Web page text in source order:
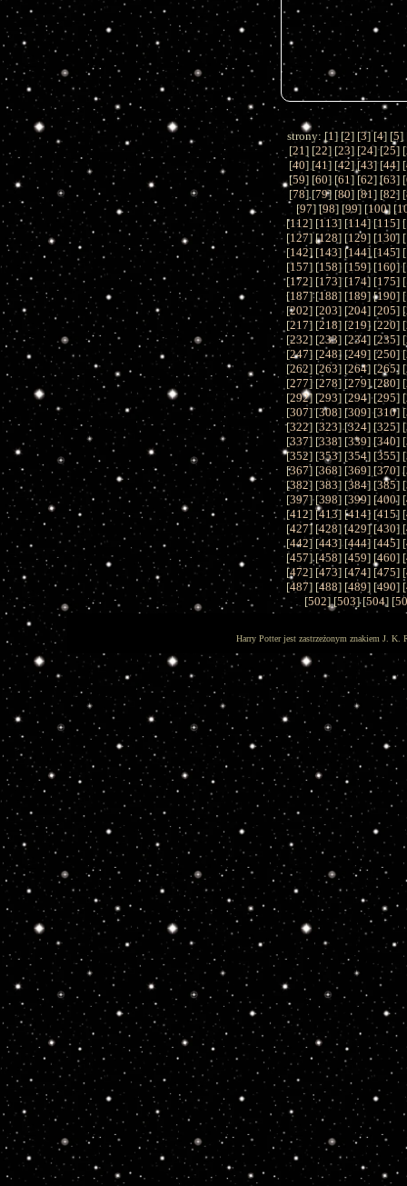
strony: [1] [2] [3] [4] [5]
[21] [22] [23] [24] [25] [
[40] [41] [42] [43] [44] [
[59] [60] [61] [62] [63] [
[78] [79] [80] [81] [82] [
[97] [98] [99] [100] [
[112] [113] [114] [115] [
[127] [128] [129] [130] [
[142] [143] [144] [145] [
[157] [158] [159] [160] [
[172] [173] [174] [175] [
[187] [188] [189] [190] [
[202] [203] [204] [205] [
[217] [218] [219] [220] [
[232] [233] [234] [235] [
[247] [248] [249] [250] [
[262] [263] [264] [265] [
[277] [278] [279] [280] [
[292] [293] [294] [295] [
[307] [308] [309] [310] [
[322] [323] [324] [325] [
[337] [338] [339] [340] [
[352] [353] [354] [355] [
[367] [368] [369] [370] [
[382] [383] [384] [385] [
[397] [398] [399] [400] [
[412] [413] [414] [415] [
[427] [428] [429] [430] [
[442] [443] [444] [445] [
[457] [458] [459] [460] [
[472] [473] [474] [475] [
[487] [488] [489] [490] [
[502] [503] [504] [
Harry Potter jest zastrzeżonym znakiem J. K.